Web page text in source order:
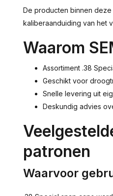
De producten binnen
kaliberaanduiding van het
Waarom
Assortiment .38
Geschikt voor
Snelle levering uit
Deskundig advies
patronen
Waarvoor